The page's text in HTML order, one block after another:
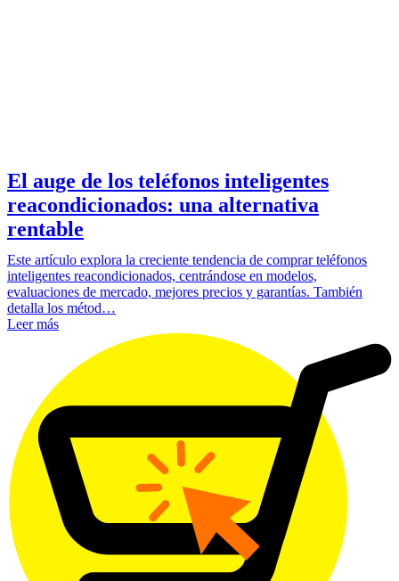
El auge de los teléfonos inteligentes
reacondicionados: una alternativa
rentable
Este artículo explora la creciente tendencia de comprar teléfonos
inteligentes reacondicionados, centrándose en modelos,
evaluaciones de mercado, mejores precios y garantías. También
detalla los métod…
Leer más